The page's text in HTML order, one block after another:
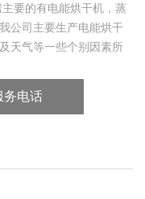
要的有电能烘干机，蒸
公司主要生产电能烘干
天气等一些个别因素所
务电话